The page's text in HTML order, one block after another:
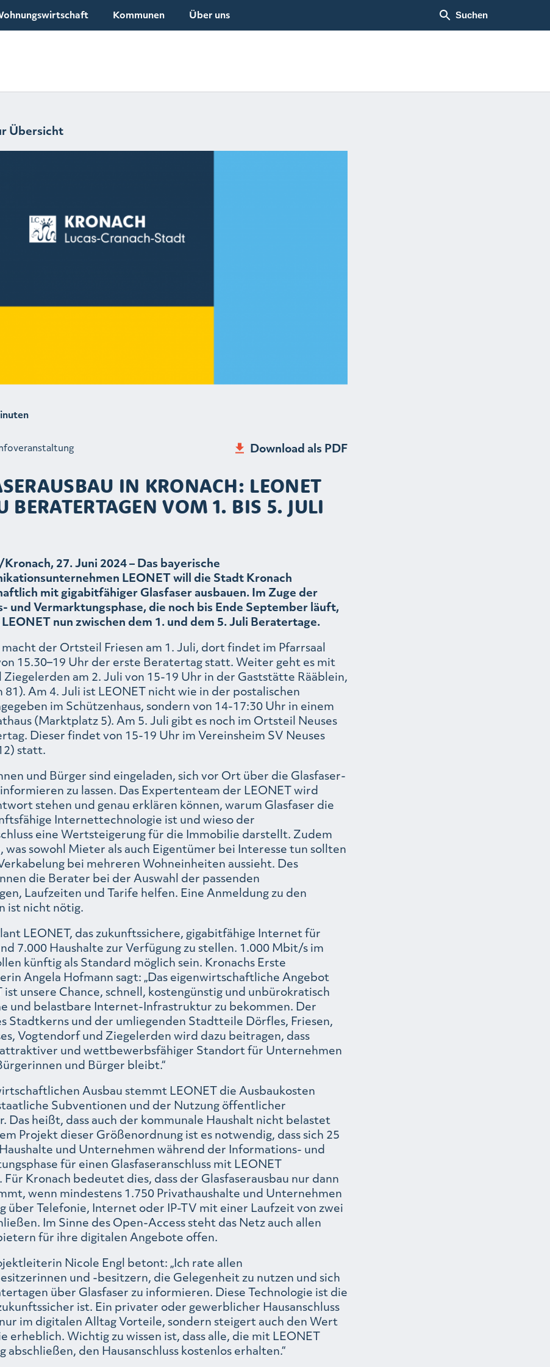
Kommunen Über uns Suchen
Übersicht
Download als PDF
IN KRONACH: LEONET
BERATERTAGEN VOM 1. BIS 5. JULI
27. Juni 2024 – Das bayerische
LEONET will die Stadt Kronach
mit gigabitfähiger Glasfaser ausbauen. Im Zuge der
und Vermarktungsphase, die noch bis Ende September läuft,
nun zwischen dem 1. und dem 5. Juli Beratertage.
der Ortsteil Friesen am 1. Juli, dort findet im Pfarrsaal
15.30–19 Uhr der erste Beratertag statt. Weiter geht es mit
am 2. Juli von 15-19 Uhr in der Gaststätte Rääblein,
Am 4. Juli ist LEONET nicht wie in der postalischen
im Schützenhaus, sondern von 14-17:30 Uhr in einem
(Marktplatz 5). Am 5. Juli gibt es noch im Ortsteil Neuses
Dieser findet von 15-19 Uhr im Vereinsheim SV Neuses
statt.
und Bürger sind eingeladen, sich vor Ort über die Glasfaser-
zu lassen. Das Expertenteam der LEONET wird
stehen und genau erklären können, warum Glasfaser die
Internettechnologie ist und wieso der
eine Wertsteigerung für die Immobilie darstellt. Zudem
was sowohl Mieter als auch Eigentümer bei Interesse tun sollten
bei mehreren Wohneinheiten aussieht. Des
die Berater bei der Auswahl der passenden
Laufzeiten und Tarife helfen. Eine Anmeldung zu den
ist nicht nötig.
LEONET, das zukunftssichere, gigabitfähige Internet für
7.000 Haushalte zur Verfügung zu stellen. 1.000 Mbit/s im
künftig als Standard möglich sein. Kronachs Erste
Angela Hofmann sagt: „Das eigenwirtschaftliche Angebot
ist unsere Chance, schnell, kostengünstig und unbürokratisch
und belastbare Internet-Infrastruktur zu bekommen. Der
Stadtkerns und der umliegenden Stadtteile Dörfles, Friesen,
Vogtendorf und Ziegelerden wird dazu beitragen, dass
und wettbewerbsfähiger Standort für Unternehmen
und Bürger bleibt.“
Ausbau stemmt LEONET die Ausbaukosten
Subventionen und der Nutzung öffentlicher
Das heißt, dass auch der kommunale Haushalt nicht belastet
Projekt dieser Größenordnung ist es notwendig, dass sich 25
und Unternehmen während der Informations- und
für einen Glasfaseranschluss mit LEONET
Kronach bedeutet dies, dass der Glasfaserausbau nur dann
wenn mindestens 1.750 Privathaushalte und Unternehmen
über Telefonie, Internet oder IP-TV mit einer Laufzeit von zwei
Im Sinne des Open-Access steht das Netz auch allen
für ihre digitalen Angebote offen.
Nicole Engl betont: „Ich rate allen
und -besitzern, die Gelegenheit zu nutzen und sich
über Glasfaser zu informieren. Diese Technologie ist die
ist. Ein privater oder gewerblicher Hausanschluss
im digitalen Alltag Vorteile, sondern steigert auch den Wert
erheblich. Wichtig zu wissen ist, dass alle, die mit LEONET
abschließen, den Hausanschluss kostenlos erhalten.“